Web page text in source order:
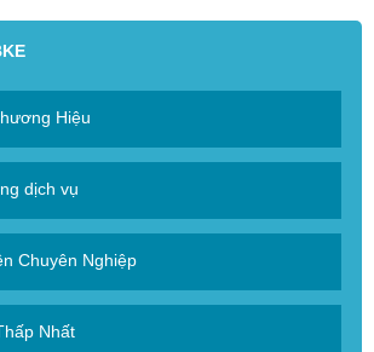
Hiệu
dịch vụ
Chuyên Nghiệp
Nhất